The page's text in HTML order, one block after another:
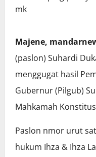
Majene,
(paslon) Suhardi
menggugat hasil
Gubernur (Pilgub)
Mahkamah
Paslon nmor urut
hukum Ihza & Ihza